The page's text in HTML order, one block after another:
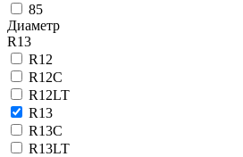
85
Диаметр
R13
R12
R12C
R12LT
R13
R13C
R13LT